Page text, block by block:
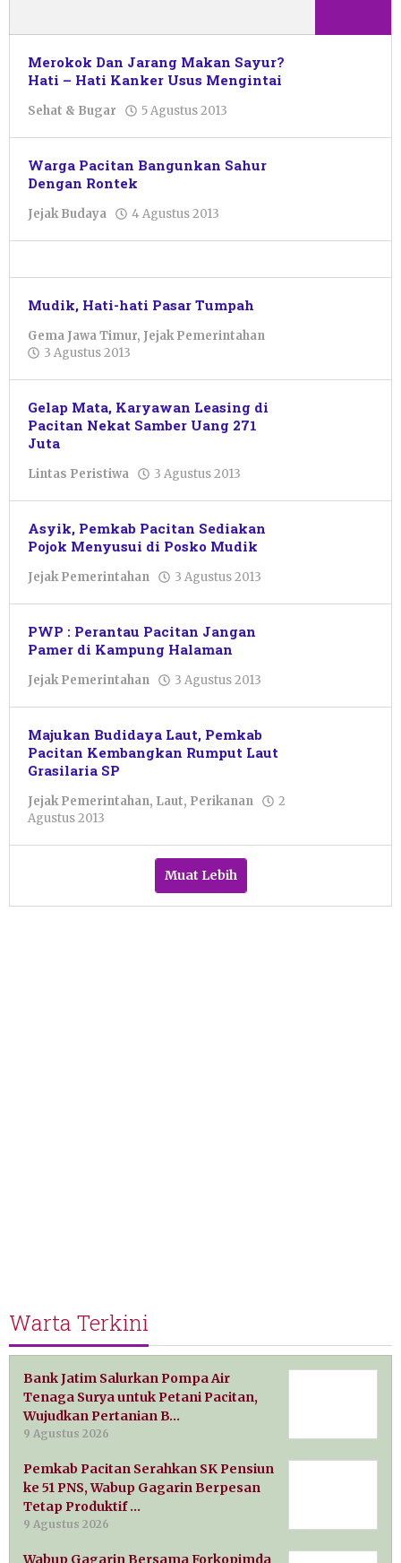
Pacitanku
Merokok Dan Jarang Makan Sayur?
Hati – Hati Kanker Usus Mengintai
Sehat & Bugar 5 Agustus 2013
Warga Pacitan Bangunkan Sahur
Dengan Rontek
Jejak Budaya 4 Agustus 2013
Mudik, Hati-hati Pasar Tumpah
Gema Jawa Timur, Jejak Pemerintahan
3 Agustus 2013
Gelap Mata, Karyawan Leasing di
Pacitan Nekat Samber Uang 271
Juta
Lintas Peristiwa 3 Agustus 2013
Asyik, Pemkab Pacitan Sediakan
Pojok Menyusui di Posko Mudik
Jejak Pemerintahan 3 Agustus 2013
PWP : Perantau Pacitan Jangan
Pamer di Kampung Halaman
Jejak Pemerintahan 3 Agustus 2013
Majukan Budidaya Laut, Pemkab
Pacitan Kembangkan Rumput Laut
Grasilaria SP
Jejak Pemerintahan, Laut, Perikanan
2
Agustus 2013
Muat Lebih
Warta Terkini
Bank Jatim Salurkan Pompa Air
Tenaga Surya untuk Petani Pacitan,
Wujudkan Pertanian B…
9 Agustus 2026
Pemkab Pacitan Serahkan SK Pensiun
ke 51 PNS, Wabup Gagarin Berpesan
Tetap Produktif …
9 Agustus 2026
Wabup Gagarin Bersama Forkopimda